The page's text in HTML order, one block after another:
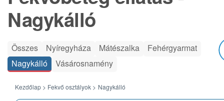
Nagykálló
Összes Nyíregyháza Mátészalka
Fehérgyarmat
Nagykálló
Vásárosnamény
Kezdőlap > Fekvő osztályok > Nagykálló